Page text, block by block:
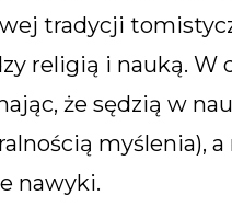
tradycji
religią i nauką. W
że sędzią w
myślenia),
nawyki.